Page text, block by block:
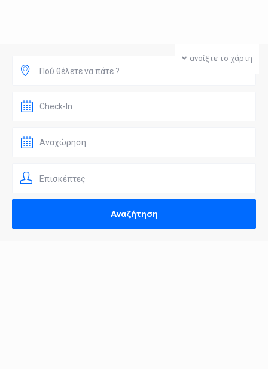
ανοίξτε το χάρτη
Πού θέλετε να πάτε ?
Επισκέπτες